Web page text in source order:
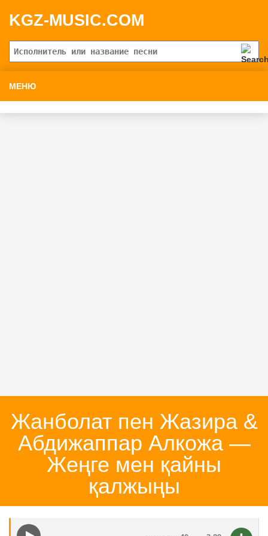
KGZ-MUSIC.COM
МЕНЮ
Жанболат пен Жазира &
Абдижаппар Алкожа —
Жеңге мен қайны
қалжыңы